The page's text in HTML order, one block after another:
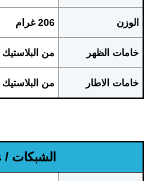
الوزن 206 غرام
خامات الظهر من البلاستيك
خامات الاطار من البلاستيك
الشبكات / networks